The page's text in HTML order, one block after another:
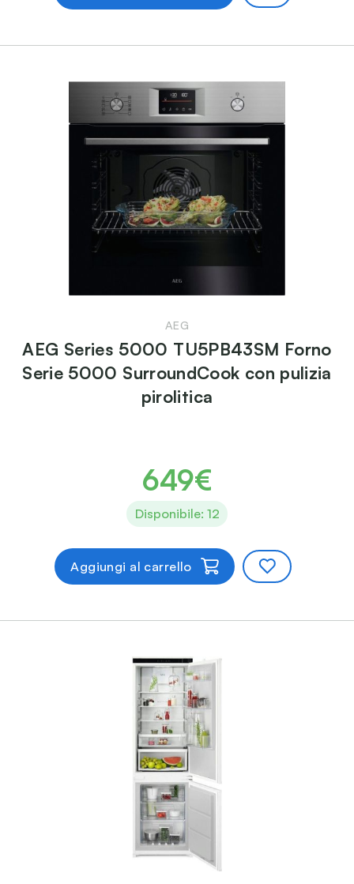
AEG
AEG Series 5000 TU5PB43SM Forno
Serie 5000 SurroundCook con pulizia
pirolitica
649€
Disponibile: 12
Aggiungi al carrello